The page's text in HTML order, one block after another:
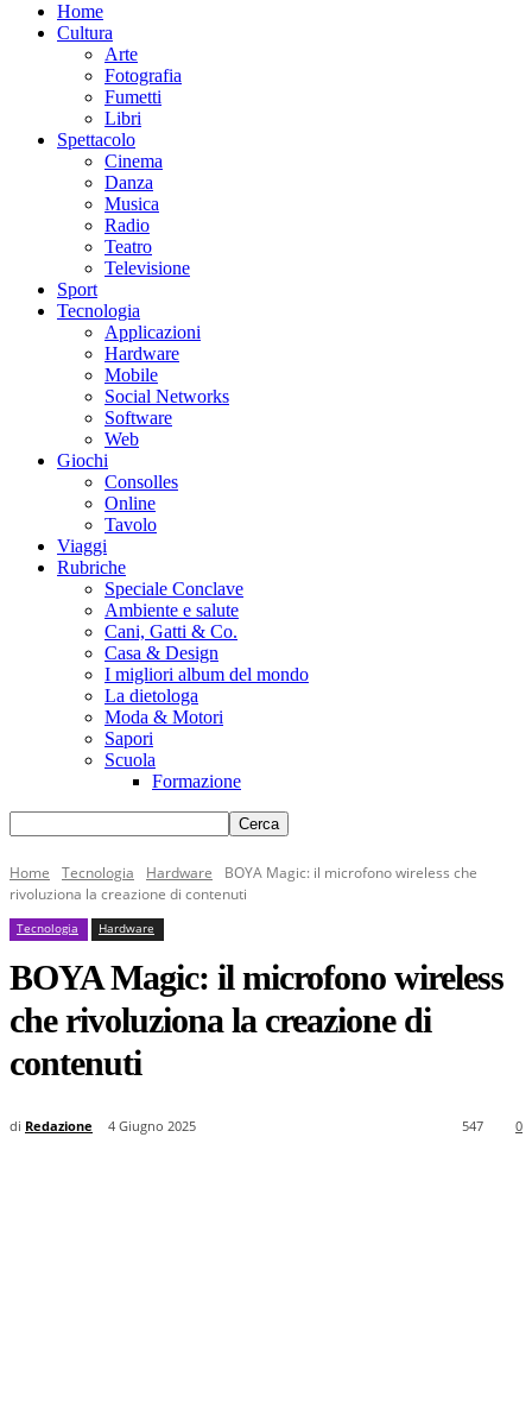
Home
Cultura
Arte
Fotografia
Fumetti
Libri
Spettacolo
Cinema
Danza
Musica
Radio
Teatro
Televisione
Sport
Tecnologia
Applicazioni
Hardware
Mobile
Social Networks
Software
Web
Giochi
Consolles
Online
Tavolo
Viaggi
Rubriche
Speciale Conclave
Ambiente e salute
Cani, Gatti & Co.
Casa & Design
I migliori album del mondo
La dietologa
Moda & Motori
Sapori
Scuola
Formazione
Home Tecnologia Hardware
BOYA Magic: il microfono wireless che
rivoluziona la creazione di contenuti
Tecnologia Hardware
BOYA Magic: il microfono wireless
che rivoluziona la creazione di
contenuti
di Redazione 4 Giugno 2025 0
547